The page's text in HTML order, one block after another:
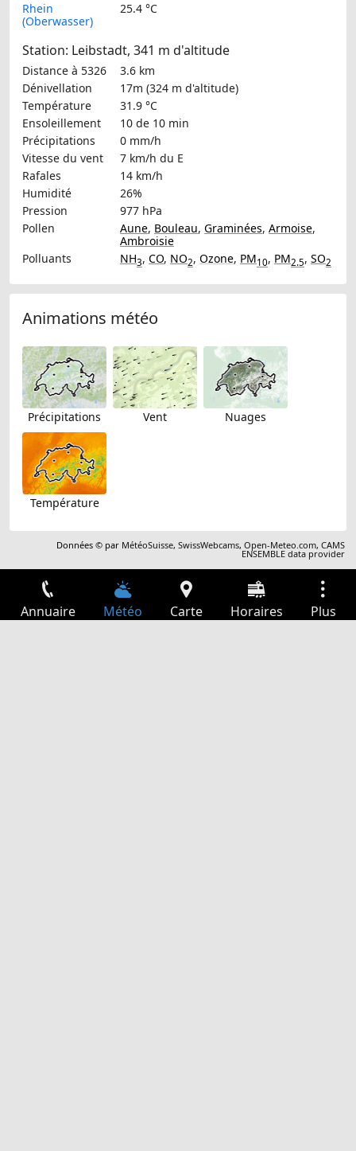
Rhein
(Oberwasser)
25.4 °C
Station: Leibstadt, 341 m d'altitude
Distance à 5326
3.6 km
Dénivellation
17m (324 m d'altitude)
Température
31.9 °C
Ensoleillement
10 de 10 min
Précipitations
0 mm/h
Vitesse du vent
7 km/h du E
Rafales
14 km/h
Humidité
26%
Pression
977 hPa
Pollen
Aune, Bouleau, Graminées, Armoise,
Ambroisie
Polluants
NH3, CO, NO2, Ozone, PM10, PM2.5, SO2
Animations météo
Précipitations Vent Nuages
Température
Données © par MétéoSuisse,SwissWebcams,Open-Meteo.com,CAMS
ENSEMBLE data provider
Annuaire Météo Carte Horaires Plus